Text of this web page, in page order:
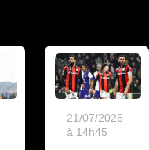
21/07/2026
à 14h45